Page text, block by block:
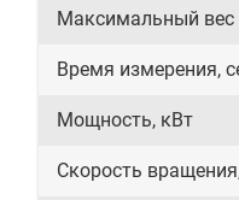
Максимальный вес
Время измерения,
Мощность, кВт
Скорость